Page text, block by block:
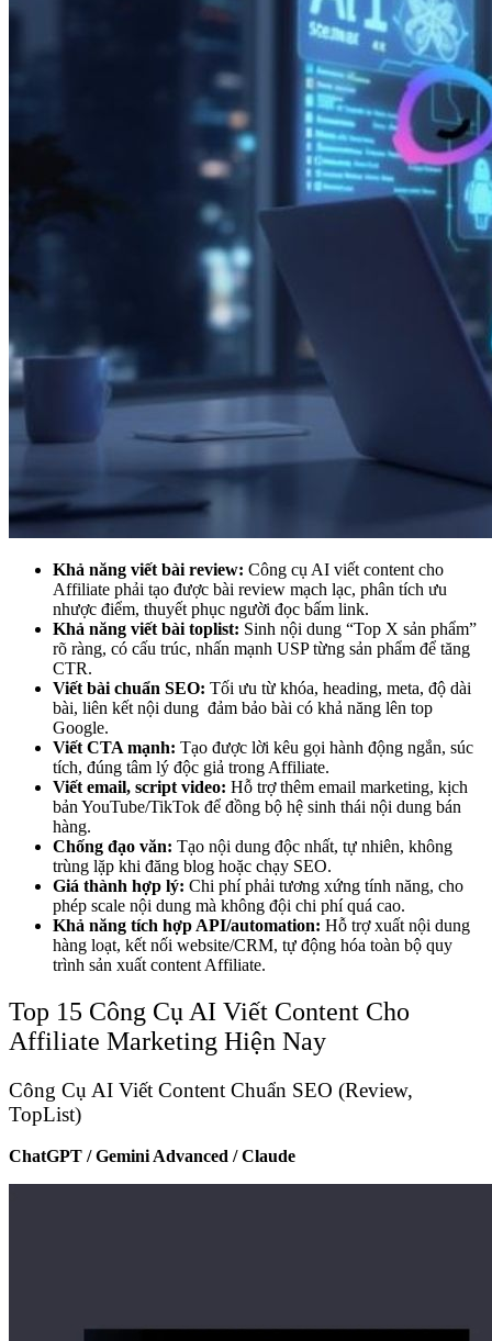
Khả năng viết bài review: Công cụ AI viết content cho
Affiliate phải tạo được bài review mạch lạc, phân tích ưu
nhược điểm, thuyết phục người đọc bấm link.
Khả năng viết bài toplist: Sinh nội dung “Top X sản phẩm”
rõ ràng, có cấu trúc, nhấn mạnh USP từng sản phẩm để tăng
CTR.
Viết bài chuẩn SEO: Tối ưu từ khóa, heading, meta, độ dài
bài, liên kết nội dung đảm bảo bài có khả năng lên top
Google.
Viết CTA mạnh: Tạo được lời kêu gọi hành động ngắn, súc
tích, đúng tâm lý độc giả trong Affiliate.
Viết email, script video: Hỗ trợ thêm email marketing, kịch
bản YouTube/TikTok để đồng bộ hệ sinh thái nội dung bán
hàng.
Chống đạo văn: Tạo nội dung độc nhất, tự nhiên, không
trùng lặp khi đăng blog hoặc chạy SEO.
Giá thành hợp lý: Chi phí phải tương xứng tính năng, cho
phép scale nội dung mà không đội chi phí quá cao.
Khả năng tích hợp API/automation: Hỗ trợ xuất nội dung
hàng loạt, kết nối website/CRM, tự động hóa toàn bộ quy
trình sản xuất content Affiliate.
Top 15 Công Cụ AI Viết Content Cho
Affiliate Marketing Hiện Nay
Công Cụ AI Viết Content Chuẩn SEO (Review,
TopList)
ChatGPT / Gemini Advanced / Claude